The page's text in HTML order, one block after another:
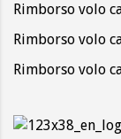
Rimborso volo
Rimborso volo
Rimborso volo